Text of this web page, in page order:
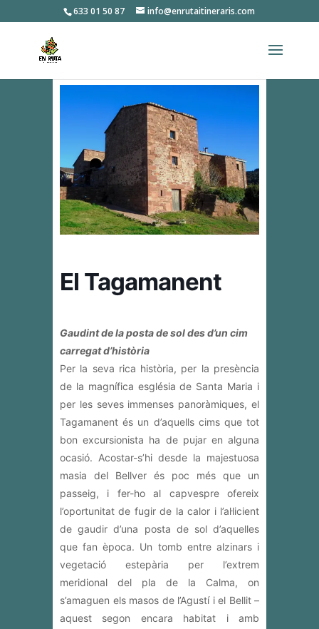
633 01 50 87 info@enrutaitineraris.com
El Tagamanent
Gaudint de la posta de sol des d’un cim
carregat d’història
Per la seva rica història, per la presència
de la magnífica església de Santa Maria i
per les seves immenses panoràmiques, el
Tagamanent és un d’aquells cims que tot
bon excursionista ha de pujar en alguna
ocasió. Acostar-s’hi desde la majestuosa
masia del Bellver és poc més que un
passeig, i fer-ho al capvespre ofereix
l’oportunitat de fugir de la calor i l’al·licient
de gaudir d’una posta de sol d’aquelles
que fan època. Un tomb entre alzinars i
vegetació estepària per l’extrem
meridional del pla de la Calma, on
s’amaguen els masos de l’Agustí i el Bellit –
aquest segon encara habitat i amb